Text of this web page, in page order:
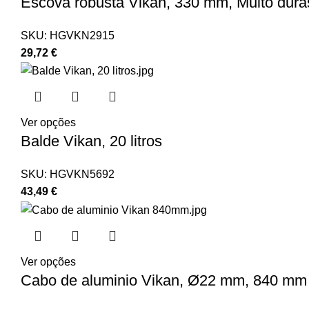
SKU: HGVKN2915
29,72 €
Ver opções
Balde Vikan, 20 litros
SKU: HGVKN5692
43,49 €
Ver opções
Cabo de aluminio Vikan, Ø22 mm, 840 mm